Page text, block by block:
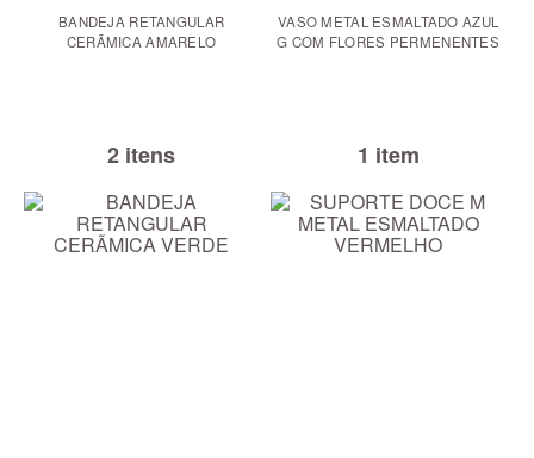
BANDEJA RETANGULAR
CERÃMICA AMARELO
2 itens
VASO METAL ESMALTADO AZUL
G COM FLORES PERMENENTES
1 item